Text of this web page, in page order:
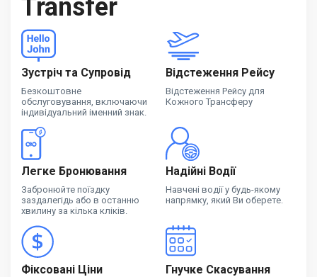
Transfer
Зустріч та Супровід
Безкоштовне
обслуговування, включаючи
індивідуальний іменний знак.
Відстеження Рейсу
Відстеження Рейсу для
Кожного Трансферу
Легке Бронювання
Забронюйте поїздку
заздалегідь або в останню
хвилину за кілька кліків.
Надійні Водії
Навчені водії у будь-якому
напрямку, який Ви оберете.
Фіксовані Ціни Гнучке Скасування